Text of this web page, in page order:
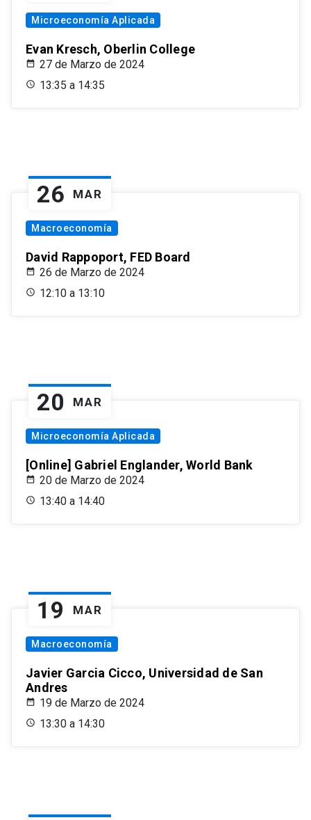
Microeconomía Aplicada
Evan Kresch, Oberlin College
27 de Marzo de 2024
13:35 a 14:35
26 MAR
Macroeconomía
David Rappoport, FED Board
26 de Marzo de 2024
12:10 a 13:10
20 MAR
Microeconomía Aplicada
[Online] Gabriel Englander, World Bank
20 de Marzo de 2024
13:40 a 14:40
19 MAR
Macroeconomía
Javier Garcia Cicco, Universidad de San
Andres
19 de Marzo de 2024
13:30 a 14:30